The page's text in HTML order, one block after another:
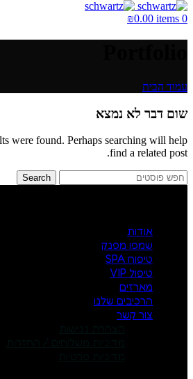
0
items
₪0.00
עמוד הבית
שום דבר לא נמצא
were found. Perhaps searching will help
find a related post.
Search
אודות
שמפו מפנק
טיפוח SPA
טיפול VIP
מארזים
הרכיבים שלנו
צור קשר